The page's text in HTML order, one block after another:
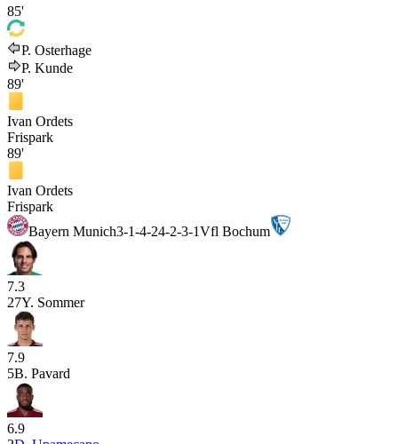
85'
P. Osterhage
P. Kunde
89'
Ivan Ordets
Frispark
89'
Ivan Ordets
Frispark
Bayern Munich3-1-4-24-2-3-1Vfl Bochum
7.3
27Y. Sommer
7.9
5B. Pavard
6.9